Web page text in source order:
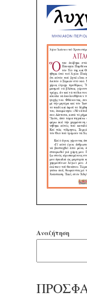
Αναζήτηση